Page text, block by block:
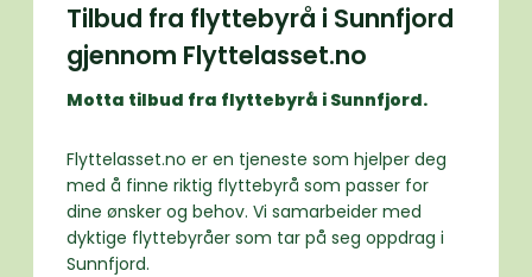
Tilbud fra flyttebyrå i Sunnfjord
gjennom Flyttelasset.no
Motta tilbud fra flyttebyrå i Sunnfjord.
Flyttelasset.no er en tjeneste som hjelper deg
med å finne riktig flyttebyrå som passer for
dine ønsker og behov. Vi samarbeider med
dyktige flyttebyråer som tar på seg oppdrag i
Sunnfjord.